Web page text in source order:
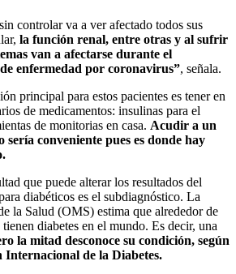
controlar va a ver afectado todos sus
la función renal, entre otras y al sufrir
van a afectarse durante el
enfermedad por coronavirus”, señala.
principal para estos pacientes es tener en
de medicamentos: insulinas para el
de monitorias en casa. Acudir a un
sería conveniente pues es donde hay
que puede alterar los resultados del
diabéticos es el subdiagnóstico. La
la Salud (OMS) estima que alrededor de
diabetes en el mundo. Es decir, una
la mitad desconoce su condición, según
Internacional de la Diabetes.